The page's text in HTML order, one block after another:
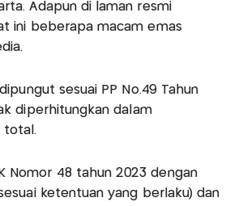
Adapun di laman resmi
ini beberapa macam emas
sesuai PP No.49 Tahun
diperhitungkan dalam
total.
Nomor 48 tahun 2023 dengan
ketentuan yang berlaku) dan